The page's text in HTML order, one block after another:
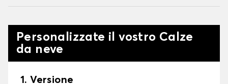
Personalizzate il vostro Calze
da neve
1. Versione